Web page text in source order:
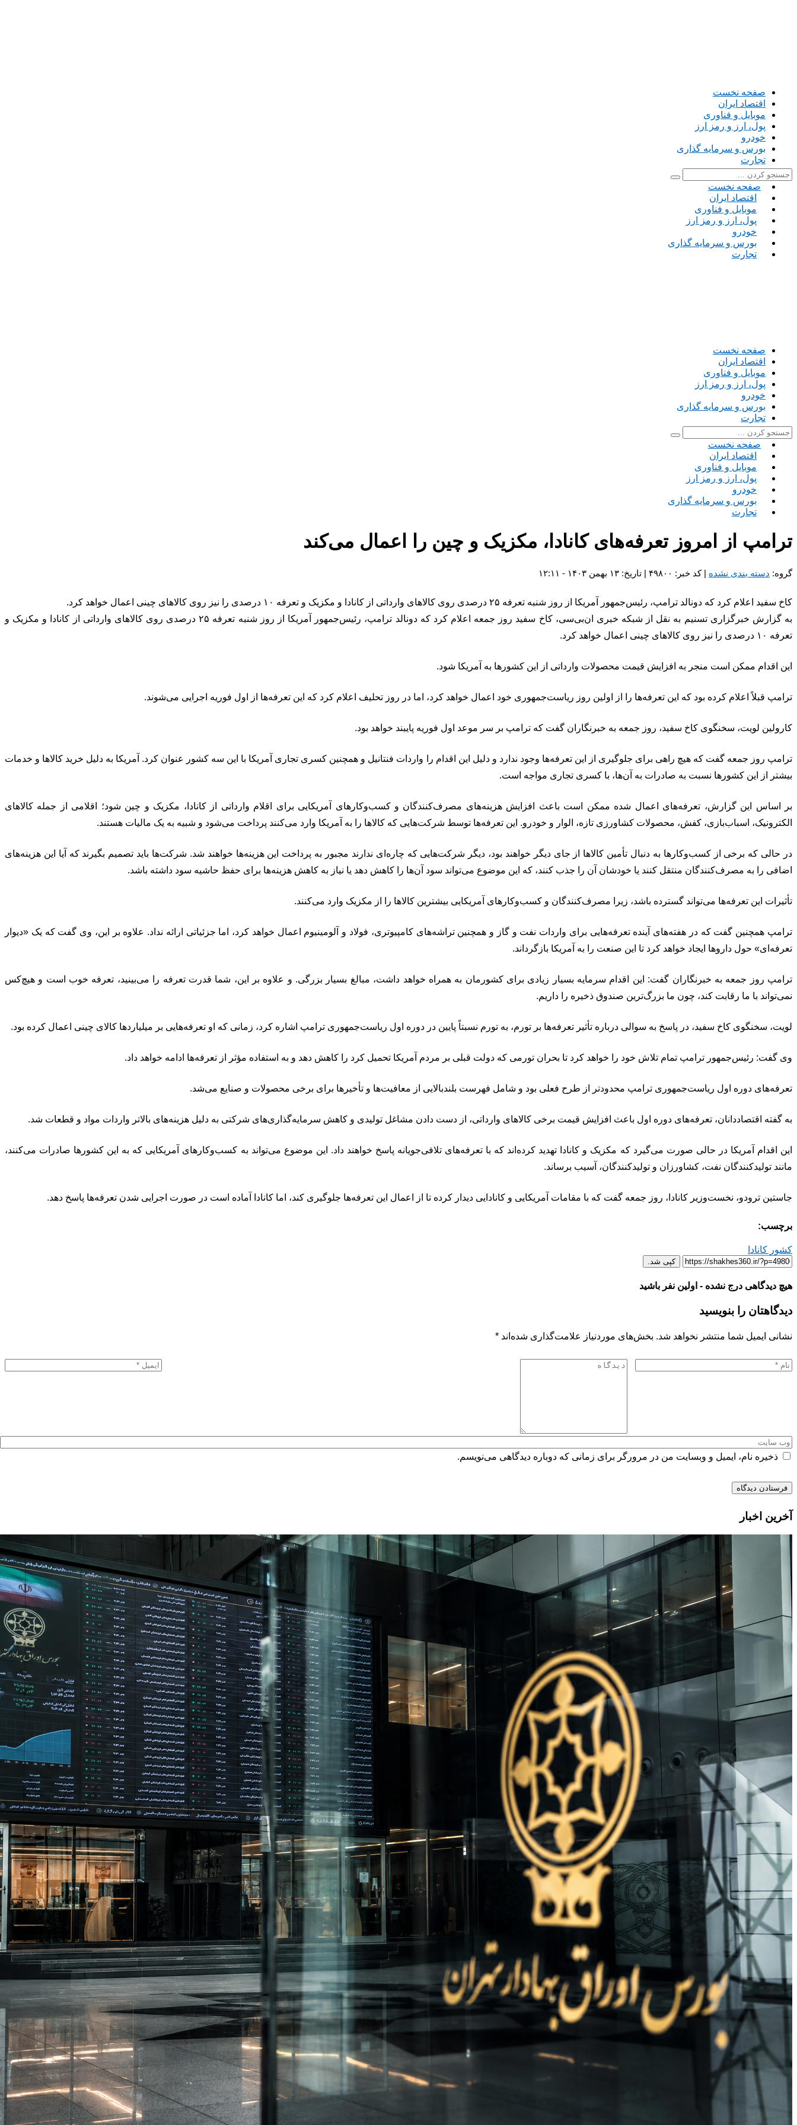
صفحه نخست
اقتصاد ایران
موبایل و فناوری
پول، ارز و رمز ارز
خودرو
بورس و سرمایه گذاری
تجارت
صفحه نخست
اقتصاد ایران
موبایل و فناوری
پول، ارز و رمز ارز
خودرو
بورس و سرمایه گذاری
تجارت
صفحه نخست
اقتصاد ایران
موبایل و فناوری
پول، ارز و رمز ارز
خودرو
بورس و سرمایه گذاری
تجارت
صفحه نخست
اقتصاد ایران
موبایل و فناوری
پول، ارز و رمز ارز
خودرو
بورس و سرمایه گذاری
تجارت
ترامپ از امروز تعرفه‌های کانادا، مکزیک و چین را اعمال می‌کند
گروه: دسته بندی نشده | کد خبر: ۴۹۸۰۰ | تاریخ: ۱۳ بهمن ۱۴۰۳ - ۱۲:۱۱
کاخ سفید اعلام کرد که دونالد ترامپ، رئیس‌جمهور آمریکا از روز شنبه تعرفه ۲۵ درصدی روی کالاهای وارداتی از کانادا و مکزیک و تعرفه ۱۰ درصدی را نیز روی کالاهای چینی اعمال خواهد کرد.
به گزارش خبرگزاری تسنیم به نقل از شبکه خبری ان‌بی‌سی، کاخ سفید روز جمعه اعلام کرد که دونالد ترامپ، رئیس‌جمهور آمریکا از روز شنبه تعرفه ۲۵ درصدی روی کالاهای وارداتی از کانادا و مکزیک و
تعرفه ۱۰ درصدی را نیز روی کالاهای چینی اعمال خواهد کرد.
این اقدام ممکن است منجر به افزایش قیمت محصولات وارداتی از این کشورها به آمریکا شود.
ترامپ قبلاً اعلام کرده بود که این تعرفه‌ها را از اولین روز ریاست‌جمهوری خود اعمال خواهد کرد، اما در روز تحلیف اعلام کرد که این تعرفه‌ها از اول فوریه اجرایی می‌شوند.
کارولین لویت، سخنگوی کاخ سفید، روز جمعه به خبرنگاران گفت که ترامپ بر سر موعد اول فوریه پایبند خواهد بود.
ترامپ روز جمعه گفت که هیچ راهی برای جلوگیری از این تعرفه‌ها وجود ندارد و دلیل این اقدام را واردات فنتانیل و همچنین کسری تجاری آمریکا با این سه کشور عنوان کرد. آمریکا به دلیل خرید کالاها و خدمات
بیشتر از این کشورها نسبت به صادرات به آن‌ها، با کسری تجاری مواجه است.
بر اساس این گزارش، تعرفه‌های اعمال شده ممکن است باعث افزایش هزینه‌های مصرف‌کنندگان و کسب‌وکارهای آمریکایی برای اقلام وارداتی از کانادا، مکزیک و چین شود؛ اقلامی از جمله کالاهای
الکترونیک، اسباب‌بازی، کفش، محصولات کشاورزی تازه، الوار و خودرو. این تعرفه‌ها توسط شرکت‌هایی که کالاها را به آمریکا وارد می‌کنند پرداخت می‌شود و شبیه به یک مالیات هستند.
در حالی که برخی از کسب‌وکارها به دنبال تأمین کالاها از جای دیگر خواهند بود، دیگر شرکت‌هایی که چاره‌ای ندارند مجبور به پرداخت این هزینه‌ها خواهند شد. شرکت‌ها باید تصمیم بگیرند که آیا این هزینه‌های
اضافی را به مصرف‌کنندگان منتقل کنند یا خودشان آن را جذب کنند، که این موضوع می‌تواند سود آن‌ها را کاهش دهد یا نیاز به کاهش هزینه‌ها برای حفظ حاشیه سود داشته باشد.
تأثیرات این تعرفه‌ها می‌تواند گسترده باشد، زیرا مصرف‌کنندگان و کسب‌وکارهای آمریکایی بیشترین کالاها را از مکزیک وارد می‌کنند.
ترامپ همچنین گفت که در هفته‌های آینده تعرفه‌هایی برای واردات نفت و گاز و همچنین تراشه‌های کامپیوتری، فولاد و آلومینیوم اعمال خواهد کرد، اما جزئیاتی ارائه نداد. علاوه بر این، وی گفت که یک «دیوار
تعرفه‌ای» حول داروها ایجاد خواهد کرد تا این صنعت را به آمریکا بازگرداند.
ترامپ روز جمعه به خبرنگاران گفت: این اقدام سرمایه بسیار زیادی برای کشورمان به همراه خواهد داشت، مبالغ بسیار بزرگی. و علاوه بر این، شما قدرت تعرفه را می‌بینید، تعرفه خوب است و هیچ‌کس
نمی‌تواند با ما رقابت کند، چون ما بزرگ‌ترین صندوق ذخیره را داریم.
لویت، سخنگوی کاخ سفید، در پاسخ به سوالی درباره تأثیر تعرفه‌ها بر تورم، به تورم نسبتاً پایین در دوره اول ریاست‌جمهوری ترامپ اشاره کرد، زمانی که او تعرفه‌هایی بر میلیاردها کالای چینی اعمال کرده بود.
وی گفت: رئیس‌جمهور ترامپ تمام تلاش خود را خواهد کرد تا بحران تورمی که دولت قبلی بر مردم آمریکا تحمیل کرد را کاهش دهد و به استفاده مؤثر از تعرفه‌ها ادامه خواهد داد.
تعرفه‌های دوره اول ریاست‌جمهوری ترامپ محدودتر از طرح فعلی بود و شامل فهرست بلندبالایی از معافیت‌ها و تأخیرها برای برخی محصولات و صنایع می‌شد.
به گفته اقتصاددانان، تعرفه‌های دوره اول باعث افزایش قیمت برخی کالاهای وارداتی، از دست دادن مشاغل تولیدی و کاهش سرمایه‌گذاری‌های شرکتی به دلیل هزینه‌های بالاتر واردات مواد و قطعات شد.
این اقدام آمریکا در حالی صورت می‌گیرد که مکزیک و کانادا تهدید کرده‌اند که با تعرفه‌های تلافی‌جویانه پاسخ خواهند داد. این موضوع می‌تواند به کسب‌وکارهای آمریکایی که به این کشورها صادرات می‌کنند،
مانند تولیدکنندگان نفت، کشاورزان و تولیدکنندگان، آسیب برساند.
جاستین ترودو، نخست‌وزیر کانادا، روز جمعه گفت که با مقامات آمریکایی و کانادایی دیدار کرده تا از اعمال این تعرفه‌ها جلوگیری کند، اما کانادا آماده است در صورت اجرایی شدن تعرفه‌ها پاسخ دهد.
برچسب:
کشور کانادا
کپی شد.
هیچ دیدگاهی درج نشده - اولین نفر باشید
دیدگاهتان را بنویسید
نشانی ایمیل شما منتشر نخواهد شد. بخش‌های موردنیاز علامت‌گذاری شده‌اند *
ذخیره نام، ایمیل و وبسایت من در مرورگر برای زمانی که دوباره دیدگاهی می‌نویسم.
آخرین اخبار